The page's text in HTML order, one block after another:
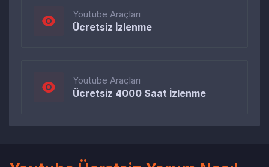
Youtube Araçları
Ücretsiz İzlenme
Youtube Araçları
Ücretsiz 4000 Saat İzlenme